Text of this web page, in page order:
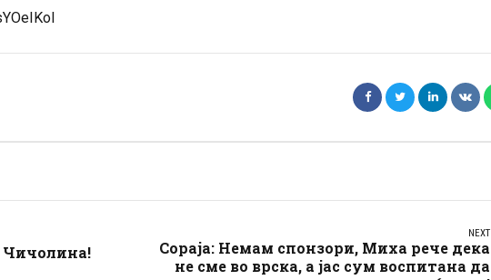
Чичолина!
NEXT
Сораја: Немам спонзори, Миха рече дека
не сме во врска, а јас сум воспитана да